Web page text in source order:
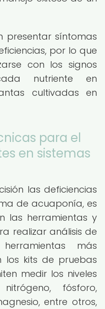
presentar síntomas
por lo que
con los signos
nutriente en
cultivadas en
para el
en sistemas
las deficiencias
de acuaponía, es
las herramientas y
realizar análisis de
más
los kits de pruebas
medir los niveles
fósforo,
entre otros,